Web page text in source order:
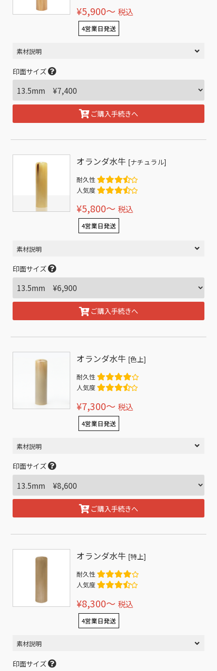
¥5,900〜 税込
4営業日発送
素材説明
印面サイズ
ご購入手続きへ
オランダ水牛 [ナチュラル]
耐久性
人気度
¥5,800〜 税込
4営業日発送
素材説明
印面サイズ
ご購入手続きへ
オランダ水牛 [色上]
耐久性
人気度
¥7,300〜 税込
4営業日発送
素材説明
印面サイズ
ご購入手続きへ
オランダ水牛 [特上]
耐久性
人気度
¥8,300〜 税込
4営業日発送
素材説明
印面サイズ